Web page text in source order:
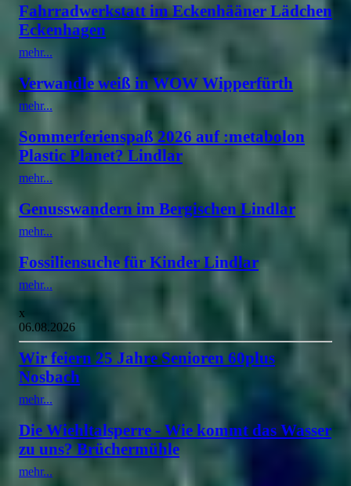
Fahrradwerkstatt im Eckenhääner Lädchen
Eckenhagen
mehr...
Verwandle weiß in WOW Wipperfürth
mehr...
Sommerferienspaß 2026 auf :metabolon
Plastic Planet? Lindlar
mehr...
Genusswandern im Bergischen Lindlar
mehr...
Fossiliensuche für Kinder Lindlar
mehr...
x
06.08.2026
Wir feiern 25 Jahre Senioren 60plus
Nosbach
mehr...
Die Wiehltalsperre - Wie kommt das Wasser
zu uns? Brüchermühle
mehr...